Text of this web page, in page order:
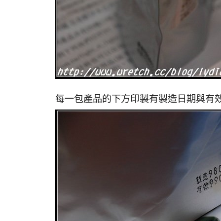
每一包產品的下方印製有製造日期與有